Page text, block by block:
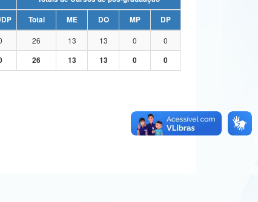
Total ME DO MP
DP
26 13 13 0
0
26 13 13 0 0